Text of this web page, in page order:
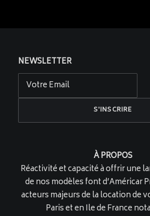
NEWSLETTER
À PROPOS
Réactivité et capacité à offrir une
de nos modèles font d’Américar
acteurs majeurs de la location de
Paris et en Ile de France